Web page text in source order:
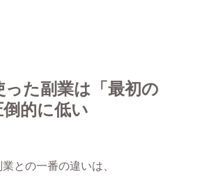
た副業は「最初の
的に低い
との一番の違いは、